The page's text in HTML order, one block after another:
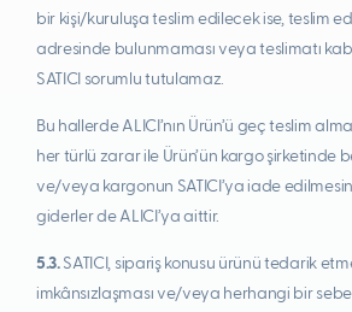
bir kişi/kuruluşa teslim edilecek ise, teslim
adresinde bulunmaması veya teslimatı
SATICI sorumlu tutulamaz.
Bu hallerde ALICI’nın Ürün’ü geç teslim
her türlü zarar ile Ürün’ün kargo şirketinde
ve/veya kargonun SATICI’ya iade
giderler de ALICI’ya aittir.
5.3.SATICI, sipariş konusu ürünü tedarik
imkânsızlaşması ve/veya herhangi bir